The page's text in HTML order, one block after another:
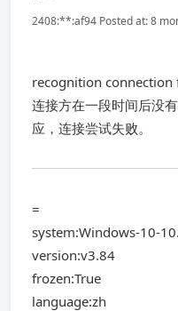
2408:**:af94 Posted at: 8
recognition
连接方在一段时间后没
应，连接尝试失败。
=
system:Windows-10-
version:v3.84
frozen:True
language:zh